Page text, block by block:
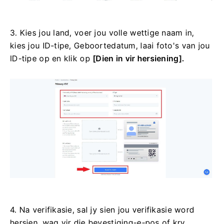
3. Kies jou land, voer jou volle wettige naam in,
kies jou ID-tipe, Geboortedatum, laai foto's van jou
ID-tipe op en klik op [Dien in vir hersiening].
4. Na verifikasie, sal jy sien jou verifikasie word